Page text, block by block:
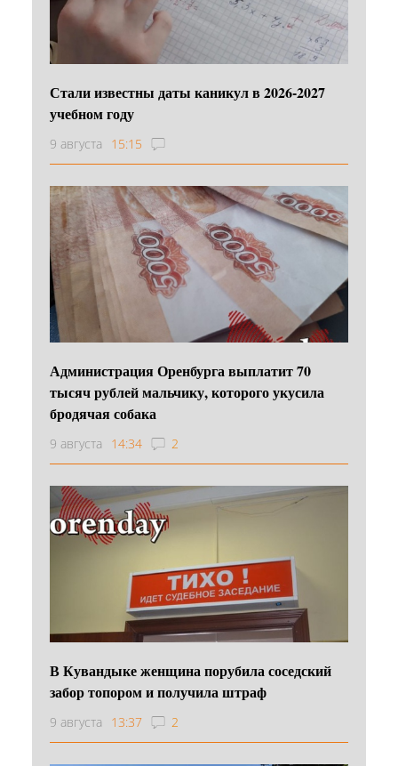
Стали известны даты каникул в 2026-2027
учебном году
9 августа 15:15
Администрация Оренбурга выплатит 70
тысяч рублей мальчику, которого укусила
бродячая собака
9 августа 14:34 2
В Кувандыке женщина порубила соседский
забор топором и получила штраф
9 августа 13:37 2